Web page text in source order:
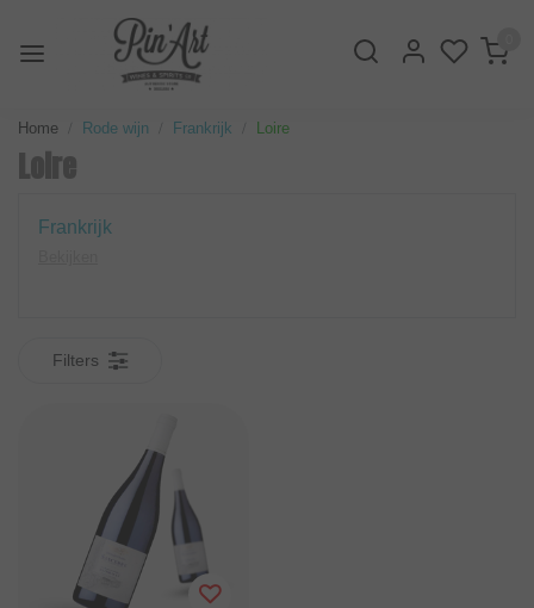
Home Rode wijn Frankrijk Loire
Loire
Frankrijk
Filters